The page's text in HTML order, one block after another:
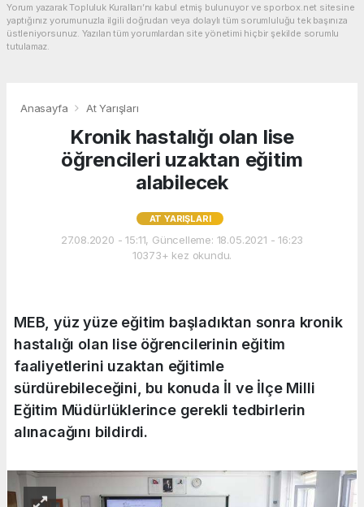
Yorum yazarak Topluluk Kuralları’nı kabul etmiş bulunuyor ve sporbox.net sitesine
yaptığınız yorumunuzla ilgili doğrudan veya dolaylı tüm sorumluluğu tek başınıza
üstleniyorsunuz. Yazılan tüm yorumlardan site yönetimi hiçbir şekilde sorumlu
tutulamaz.
Anasayfa At Yarışları
Kronik hastalığı olan lise
öğrencileri uzaktan eğitim
alabilecek
AT YARIŞLARI
27.08.2020 - 15:11, Güncelleme: 18.05.2021 - 16:23
10373+ kez okundu.
MEB, yüz yüze eğitim başladıktan sonra kronik
hastalığı olan lise öğrencilerinin eğitim
faaliyetlerini uzaktan eğitimle
sürdürebileceğini, bu konuda İl ve İlçe Milli
Eğitim Müdürlüklerince gerekli tedbirlerin
alınacağını bildirdi.